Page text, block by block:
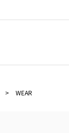
>
WEAR